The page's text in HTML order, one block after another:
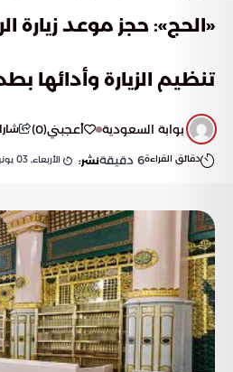
«الحج»: حجز موعد
تنظيم الزيارة وأدائها
بوابة السعودية أعجبني(
0
)
دقائق القراءة6 دقيقةنشر: الأربعاء, 03 يونيو